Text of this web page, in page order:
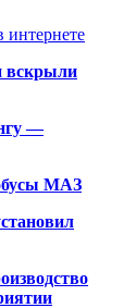
интернете
вскрыли
—
МАЗ